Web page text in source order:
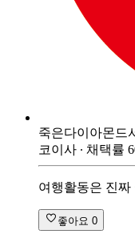
죽은다이아몬드
코이사 ∙ 채택률
여행활동은 진
좋아요 0